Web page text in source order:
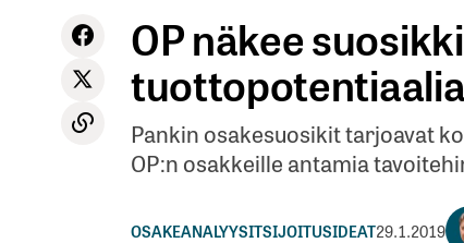
OP näkee
tuottopotentiaalia
Pankin osakesuosikit tarjoavat
OP:n osakkeille antamia
OSAKEANALYYSITSIJOITUSIDEAT29.1.2019